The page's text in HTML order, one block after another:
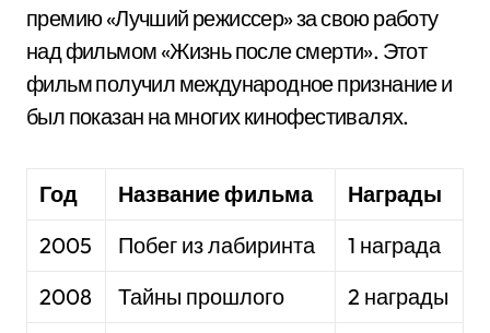
премию «Лучший режиссер» за свою работу
над фильмом «Жизнь после смерти». Этот
фильм получил международное признание и
был показан на многих кинофестивалях.
Год Название фильма
Награды
2005
Побег из лабиринта
1 награда
2008
Тайны прошлого
2 награды